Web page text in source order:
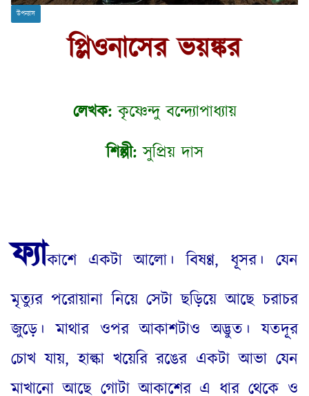
উপন্যাস
প্লিওনাসের ভয়ঙ্কর
লেখক:কৃষ্ণেন্দু বন্দ্যোপাধ্যায়
শিল্পী:সুপ্রিয় দাস
ফ্যাকাশে একটা আলো । বিষণ্ণ, ধূসর। যেন
মৃত্যুর পরোয়ানা নিয়ে সেটা ছড়িয়ে আছে চরাচর
জুড়ে। মাথার ওপর আকাশটাও অদ্ভুত । যতদূর
চোখ যায়,হাল্কা খয়েরি রঙের একটা আভা যেন
মাখানো আছে গোটা আকাশের এ ধার থেকে ও